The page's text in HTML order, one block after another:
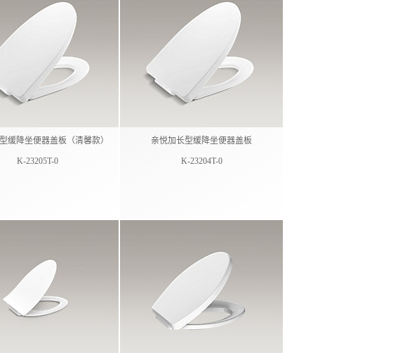
缓降坐便器盖板（清馨款）
K-23205T-0
亲悦加长型缓降坐便器盖板
K-23204T-0